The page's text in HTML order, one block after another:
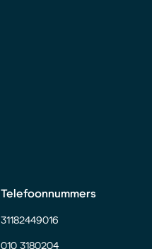
Telefoonnummers
31182449016
010 3180204